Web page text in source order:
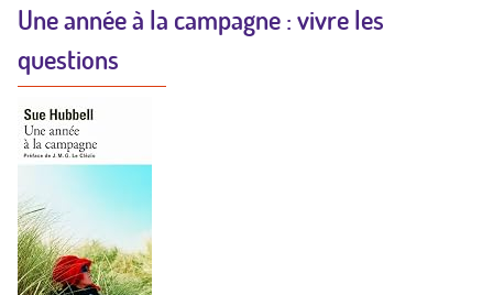
Une année à la campagne : vivre les
questions